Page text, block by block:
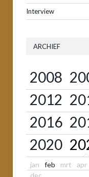
Interview
ARCHIEF
2008
2012
2016
2020
jan feb mrt apr